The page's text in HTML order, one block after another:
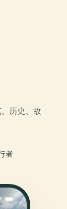
历史、故
者